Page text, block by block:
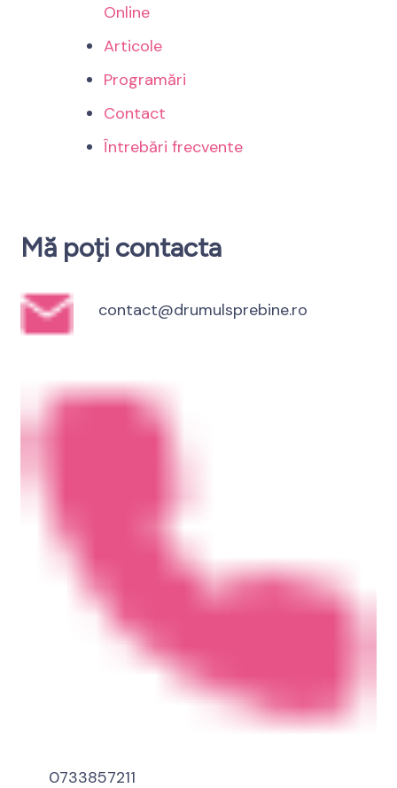
Online
Articole
Programări
Contact
Întrebări frecvente
Mă poți contacta
contact@drumulsprebine.ro
0733857211